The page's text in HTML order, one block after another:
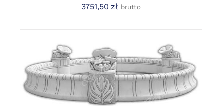
3751,50 zł brutto
DODAJ DO KOSZYKA
/
DETAILS